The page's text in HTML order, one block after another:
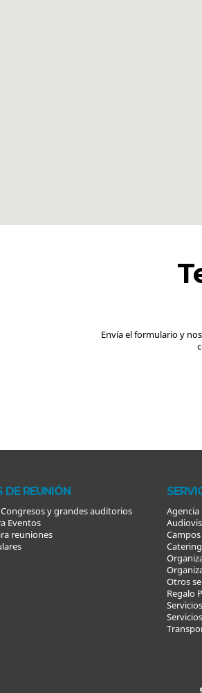
Envía el formulario y
DE REUNIÓN
Congresos y grandes auditorios
Eventos
reuniones
Agencia
Catering
Otros
Regalo